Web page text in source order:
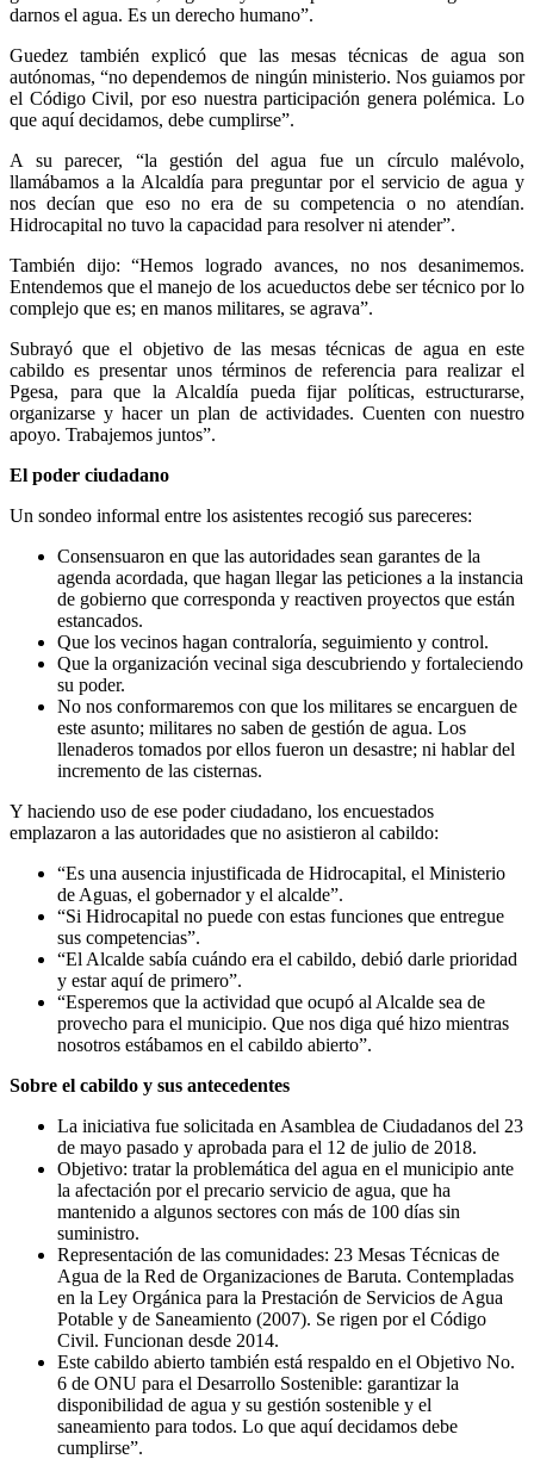
darnos el agua. Es un derecho humano”.
Guedez también explicó que las mesas técnicas de agua son
autónomas, “no dependemos de ningún ministerio. Nos guiamos por
el Código Civil, por eso nuestra participación genera polémica. Lo
que aquí decidamos, debe cumplirse”.
A su parecer, “la gestión del agua fue un círculo malévolo,
llamábamos a la Alcaldía para preguntar por el servicio de agua y
nos decían que eso no era de su competencia o no atendían.
Hidrocapital no tuvo la capacidad para resolver ni atender”.
También dijo: “Hemos logrado avances, no nos desanimemos.
Entendemos que el manejo de los acueductos debe ser técnico por lo
complejo que es; en manos militares, se agrava”.
Subrayó que el objetivo de las mesas técnicas de agua en este
cabildo es presentar unos términos de referencia para realizar el
Pgesa, para que la Alcaldía pueda fijar políticas, estructurarse,
organizarse y hacer un plan de actividades. Cuenten con nuestro
apoyo. Trabajemos juntos”.
El poder ciudadano
Un sondeo informal entre los asistentes recogió sus pareceres:
Consensuaron en que las autoridades sean garantes de la
agenda acordada, que hagan llegar las peticiones a la instancia
de gobierno que corresponda y reactiven proyectos que están
estancados.
Que los vecinos hagan contraloría, seguimiento y control.
Que la organización vecinal siga descubriendo y fortaleciendo
su poder.
No nos conformaremos con que los militares se encarguen de
este asunto; militares no saben de gestión de agua. Los
llenaderos tomados por ellos fueron un desastre; ni hablar del
incremento de las cisternas.
Y haciendo uso de ese poder ciudadano, los encuestados
emplazaron a las autoridades que no asistieron al cabildo:
“Es una ausencia injustificada de Hidrocapital, el Ministerio
de Aguas, el gobernador y el alcalde”.
“Si Hidrocapital no puede con estas funciones que entregue
sus competencias”.
“El Alcalde sabía cuándo era el cabildo, debió darle prioridad
y estar aquí de primero”.
“Esperemos que la actividad que ocupó al Alcalde sea de
provecho para el municipio. Que nos diga qué hizo mientras
nosotros estábamos en el cabildo abierto”.
Sobre el cabildo y sus antecedentes
La iniciativa fue solicitada en Asamblea de Ciudadanos del 23
de mayo pasado y aprobada para el 12 de julio de 2018.
Objetivo: tratar la problemática del agua en el municipio ante
la afectación por el precario servicio de agua, que ha
mantenido a algunos sectores con más de 100 días sin
suministro.
Representación de las comunidades: 23 Mesas Técnicas de
Agua de la Red de Organizaciones de Baruta. Contempladas
en la Ley Orgánica para la Prestación de Servicios de Agua
Potable y de Saneamiento (2007). Se rigen por el Código
Civil. Funcionan desde 2014.
Este cabildo abierto también está respaldo en el Objetivo No.
6 de ONU para el Desarrollo Sostenible: garantizar la
disponibilidad de agua y su gestión sostenible y el
saneamiento para todos. Lo que aquí decidamos debe
cumplirse”.